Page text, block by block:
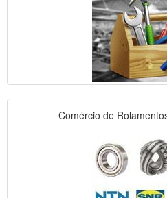
Comércio de